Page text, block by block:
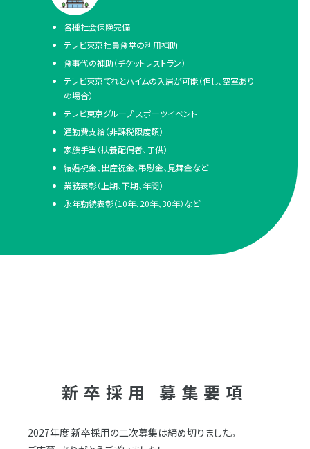
各種社会保険完備
テレビ東京社員食堂の利用補助
食事代の補助（チケットレストラン）
テレビ東京てれとハイムの入居が可能（但し、空室あり
の場合）
テレビ東京グループ スポーツイベント
通勤費支給（非課税限度額）
家族手当（扶養配偶者、子供）
結婚祝金、出産祝金、弔慰金、見舞金など
業務表彰（上期、下期、年間）
永年勤続表彰（10年、20年、30年）など
新卒採用 募集要項
2027年度 新卒採用の二次募集は締め切りました。